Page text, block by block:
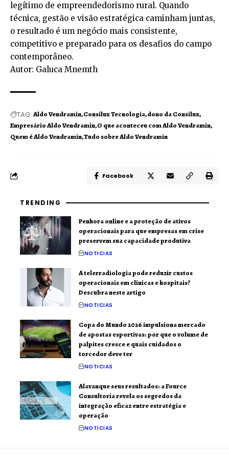
legítimo de empreendedorismo rural. Quando
técnica, gestão e visão estratégica caminham juntas,
o resultado é um negócio mais consistente,
competitivo e preparado para os desafios do campo
contemporâneo.
Autor: Galuca Mnemth
TAG: Aldo Vendramin Consilux Tecnologia dono da Consilux
Empresário Aldo Vendramin O que aconteceu com Aldo Vendramin
Quem é Aldo Vendramin Tudo sobre Aldo Vendramin
Facebook
TRENDING
Penhora online e a proteção de ativos
operacionais para que empresas em crise
preservem sua capacidade produtiva
NOTICIAS
A telerradiologia pode reduzir custos
operacionais em clínicas e hospitais?
Descubra neste artigo
NOTICIAS
Copa do Mundo 2026 impulsiona mercado
de apostas esportivas: por que o volume de
palpites cresce e quais cuidados o
torcedor deve ter
NOTICIAS
Alavanque seus resultados: a Fource
Consultoria revela os segredos da
integração eficaz entre estratégia e
operação
NOTICIAS